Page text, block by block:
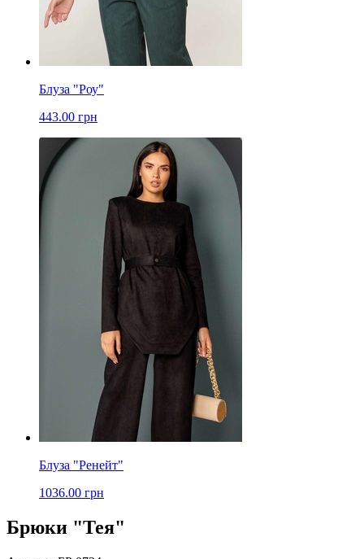
Блуза "Роу"
443.00 грн
Блуза "Ренейт"
1036.00 грн
Брюки "Тея"